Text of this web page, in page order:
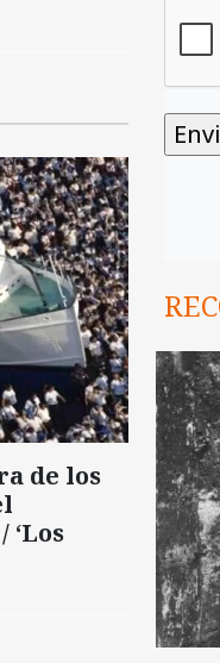
de los
‘Los